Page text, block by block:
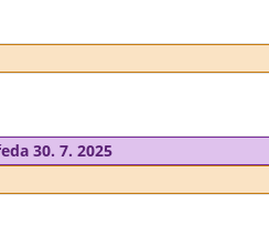
30. 7. 2025